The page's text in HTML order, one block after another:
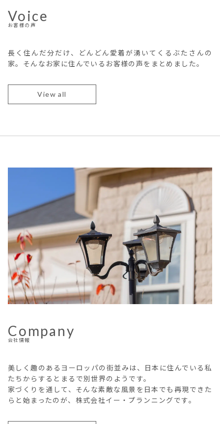
Voice
お客様の声
長く住んだ分だけ、どんどん愛着が湧いてくるぶたさんの
家。そんなお家に住んでいるお客様の声をまとめました。
View all
Company
会社情報
美しく趣のあるヨーロッパの街並みは、日本に住んでいる私
たちからするとまるで別世界のようです。
家づくりを通して、そんな素敵な風景を日本でも再現できた
らと始まったのが、株式会社イー・プランニングです。